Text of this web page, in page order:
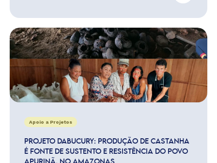
Apoio a Projetos
PROJETO DABUCURY: PRODUÇÃO DE CASTANHA
É FONTE DE SUSTENTO E RESISTÊNCIA DO POVO